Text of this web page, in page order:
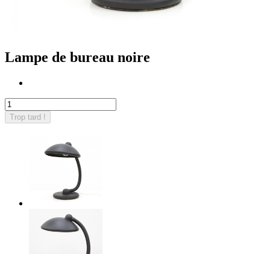
Lampe de bureau noire
Trop tard !